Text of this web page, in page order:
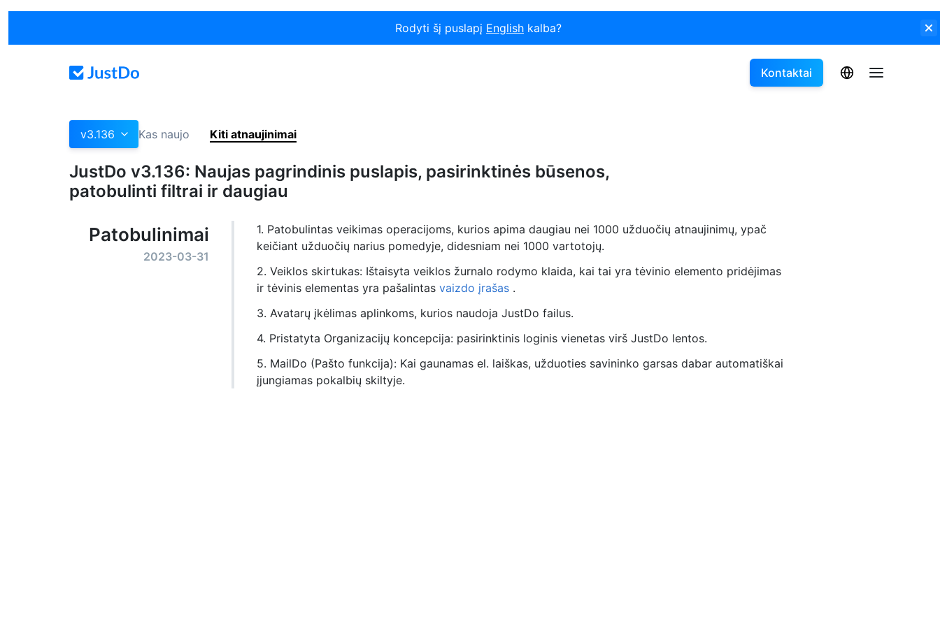
Rodyti šį puslapį English kalba?
Kontaktai
v3.136 Kas naujo Kiti atnaujinimai
JustDo v3.136: Naujas pagrindinis puslapis, pasirinktinės būsenos,
patobulinti filtrai ir daugiau
Patobulinimai
2023-03-31
1. Patobulintas veikimas operacijoms, kurios apima daugiau nei 1000 užduočių atnaujinimų, ypač
keičiant užduočių narius pomedyje, didesniam nei 1000 vartotojų.
2. Veiklos skirtukas: Ištaisyta veiklos žurnalo rodymo klaida, kai tai yra tėvinio elemento pridėjimas
ir tėvinis elementas yra pašalintas vaizdo įrašas .
3. Avatarų įkėlimas aplinkoms, kurios naudoja JustDo failus.
4. Pristatyta Organizacijų koncepcija: pasirinktinis loginis vienetas virš JustDo lentos.
5. MailDo (Pašto funkcija): Kai gaunamas el. laiškas, užduoties savininko garsas dabar automatiškai
įjungiamas pokalbių skiltyje.